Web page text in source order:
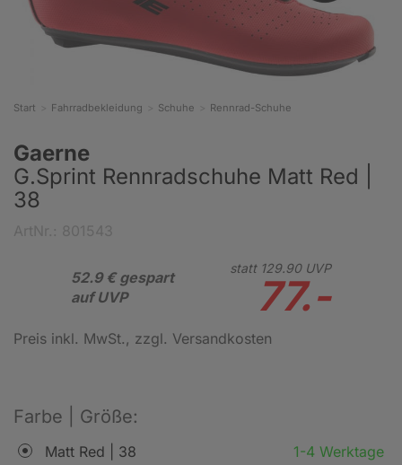
Start Fahrradbekleidung Schuhe Rennrad-Schuhe
Gaerne
G.Sprint Rennradschuhe Matt Red |
38
52.9 € gespart
auf UVP
statt 129.90UVP
77.-
Preis inkl. MwSt., zzgl. Versandkosten
Farbe | Größe:
Matt Red | 38
1-4 Werktage